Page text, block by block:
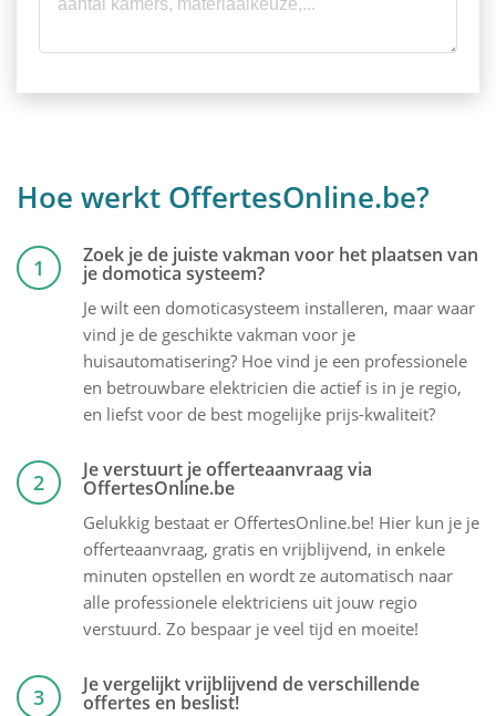
Hoe werkt OffertesOnline.be?
1 Zoek je de juiste vakman voor het plaatsen van
je domotica systeem?
Je wilt een domoticasysteem installeren, maar waar
vind je de geschikte vakman voor je
huisautomatisering? Hoe vind je een professionele
en betrouwbare elektricien die actief is in je regio,
en liefst voor de best mogelijke prijs-kwaliteit?
2 Je verstuurt je offerteaanvraag via
OffertesOnline.be
Gelukkig bestaat er OffertesOnline.be! Hier kun je je
offerteaanvraag, gratis en vrijblijvend, in enkele
minuten opstellen en wordt ze automatisch naar
alle professionele elektriciens uit jouw regio
verstuurd. Zo bespaar je veel tijd en moeite!
3 Je vergelijkt vrijblijvend de verschillende
offertes en beslist!